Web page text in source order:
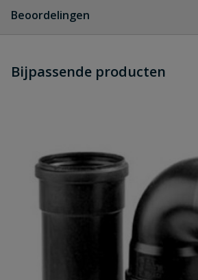
dit product?
Beoordelingen
Schrijf zelf een beoordeling
Uw waardering:
Bijpassende producten